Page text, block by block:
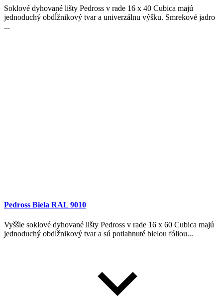
Soklové dyhované lišty Pedross v rade 16 x 40 Cubica majú
jednoduchý obdĺžnikový tvar a univerzálnu výšku. Smrekové jadro
...
Pedross Biela RAL 9010
Vyššie soklové dyhované lišty Pedross v rade 16 x 60 Cubica majú
jednoduchý obdĺžnikový tvar a sú potiahnuté bielou fóliou...